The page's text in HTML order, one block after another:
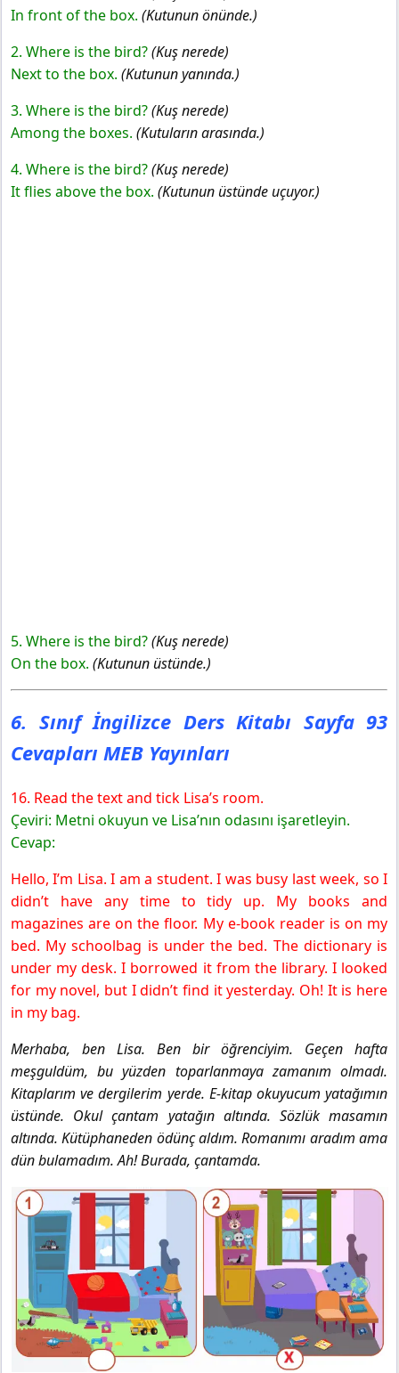
In front of the box. (Kutunun önünde.)
2. Where is the bird?(Kuş nerede)
Next to the box. (Kutunun yanında.)
3. Where is the bird?(Kuş nerede)
Among the boxes. (Kutuların arasında.)
4. Where is the bird?(Kuş nerede)
It flies above the box. (Kutunun üstünde uçuyor.)
5. Where is the bird?(Kuş nerede)
On the box. (Kutunun üstünde.)
6. Sınıf İngilizce Ders Kitabı Sayfa 93
Cevapları MEB Yayınları
16. Read the text and tick Lisa’s room.
Çeviri: Metni okuyun ve Lisa’nın odasını işaretleyin.
Cevap:
Hello, I’m Lisa. I am a student. I was busy last week, so I
didn’t have any time to tidy up. My books and
magazines are on the floor. My e-book reader is on my
bed. My schoolbag is under the bed. The dictionary is
under my desk. I borrowed it from the library. I looked
for my novel, but I didn’t find it yesterday. Oh! It is here
in my bag.
Merhaba, ben Lisa. Ben bir öğrenciyim. Geçen hafta
meşguldüm, bu yüzden toparlanmaya zamanım olmadı.
Kitaplarım ve dergilerim yerde. E-kitap okuyucum yatağımın
üstünde. Okul çantam yatağın altında. Sözlük masamın
altında. Kütüphaneden ödünç aldım. Romanımı aradım ama
dün bulamadım. Ah! Burada, çantamda.